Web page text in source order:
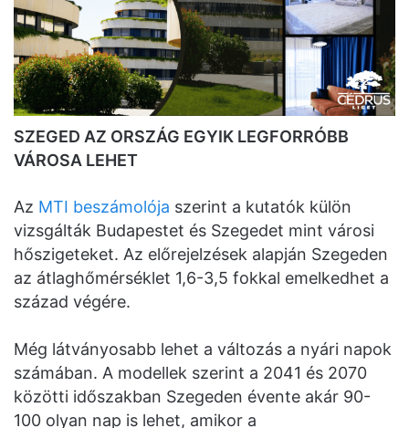
SZEGED AZ ORSZÁG EGYIK LEGFORRÓBB
VÁROSA LEHET
Az MTI beszámolója szerint a kutatók külön
vizsgálták Budapestet és Szegedet mint városi
hőszigeteket. Az előrejelzések alapján Szegeden
az átlaghőmérséklet 1,6-3,5 fokkal emelkedhet a
század végére.
Még látványosabb lehet a változás a nyári napok
számában. A modellek szerint a 2041 és 2070
közötti időszakban Szegeden évente akár 90-
100 olyan nap is lehet, amikor a